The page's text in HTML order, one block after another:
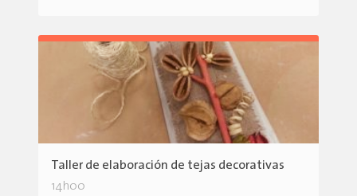
Taller de elaboración de tejas decorativas
14h00